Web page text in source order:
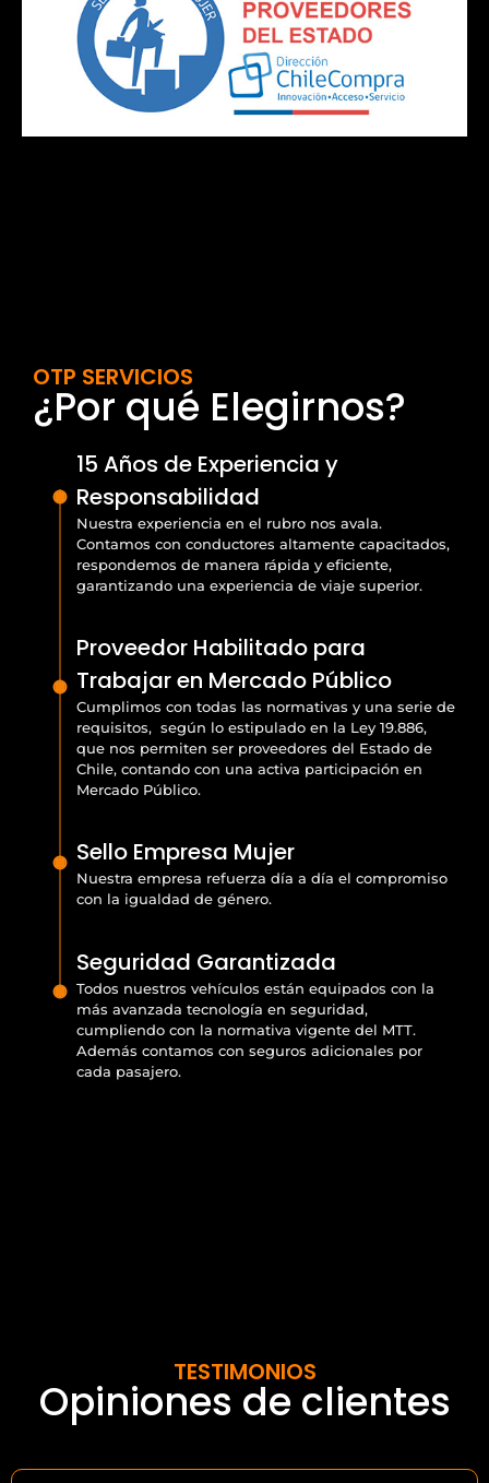
OTP SERVICIOS
¿Por qué Elegirnos?
15 Años de Experiencia y
Responsabilidad
Nuestra experiencia en el rubro nos avala.
Contamos con conductores altamente capacitados,
respondemos de manera rápida y eficiente,
garantizando una experiencia de viaje superior.
Proveedor Habilitado para
Trabajar en Mercado Público
Cumplimos con todas las normativas y una serie de
requisitos, según lo estipulado en la Ley 19.886,
que nos permiten ser proveedores del Estado de
Chile, contando con una activa participación en
Mercado Público.
Sello Empresa Mujer
Nuestra empresa refuerza día a día el compromiso
con la igualdad de género.
Seguridad Garantizada
Todos nuestros vehículos están equipados con la
más avanzada tecnología en seguridad,
cumpliendo con la normativa vigente del MTT.
Además contamos con seguros adicionales por
cada pasajero.
TESTIMONIOS
Opiniones de clientes